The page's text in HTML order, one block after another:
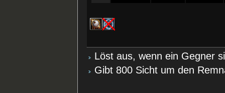
Löst aus, wenn ein Gegner
Gibt 800 Sicht um den